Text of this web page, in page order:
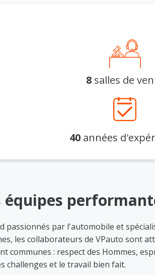
8 salles de
40 années
équipes
passionnés par l'automobile et
les collaborateurs de VPauto sont
communes : respect des Hommes,
challenges et le travail bien fait.